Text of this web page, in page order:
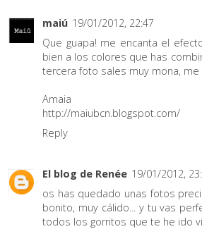
maiú 19/01/2012, 22:47
Que guapa! me encanta el
bien a los colores que has
tercera foto sales muy mona, me
Amaia
http://maiubcn.blogspot.com/
Reply
El blog de Renée 19/01/2012,
os has quedado unas fotos
bonito, muy cálido... y tu vas
todos los gorritos que te he ido